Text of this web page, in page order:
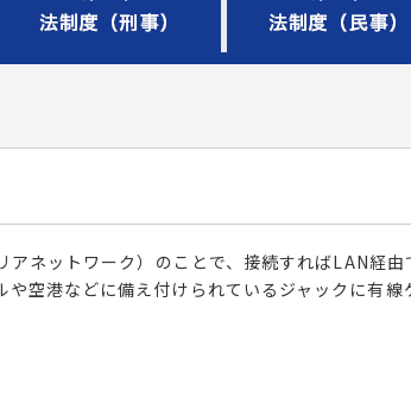
ネットワーク）のことで、接続すればLAN経
空港などに備え付けられているジャックに有